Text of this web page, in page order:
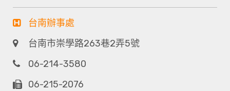
台南辦事處
台南市崇學路263巷2弄5號
06-214-3580
06-215-2076